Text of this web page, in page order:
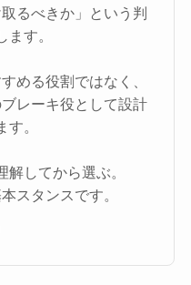
るべきか」という判
ます。
める役割ではなく、
レーキ役として設計
す。
してから選ぶ。
スタンスです。